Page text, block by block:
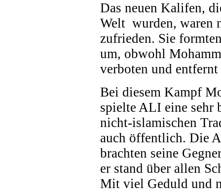
Das neuen Kalifen,
Welt wurden, waren
zufrieden. Sie
um, obwohl
verboten und entfernt
Bei diesem Kampf
spielte ALI eine sehr
nicht-islamischen
auch öffentlich. Die
brachten seine
er stand über allen
Mit viel Geduld und